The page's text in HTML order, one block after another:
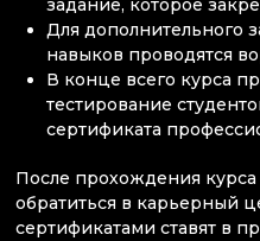
задание, которое
Для дополнительного
навыков проводятся
В конце всего курса
тестирование
сертификата
После прохождения
обратиться в карьерный
сертификатами ставят в